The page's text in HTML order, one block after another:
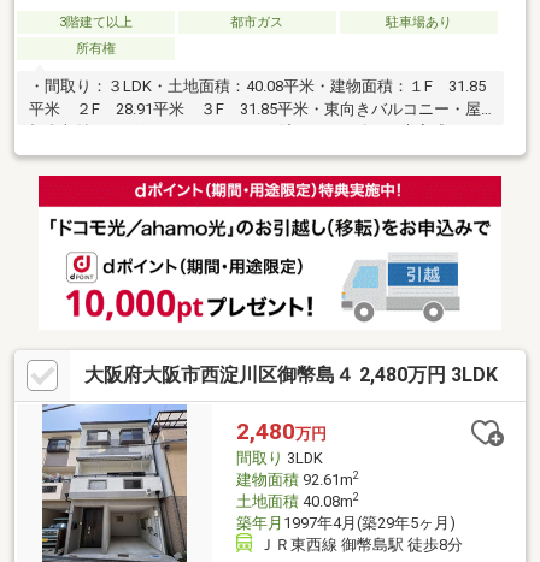
3階建て以上 都市ガス
駐車場あり
所有権
・間取り：３LDK・土地面積：40.08平米・建物面積：１F 31.85
平米 ２F 28.91平米 ３F 31.85平米・東向きバルコニー・屋
リフォーム内容：浴室／トイレ／洗面／壁紙／その他■利用可能
ＪＲ東西線「御幣島」徒歩約8分阪神電鉄本線「千船」徒歩約16
分ＪＲ東西線「加島」徒歩約17分～ライフインフォメーション
～・香簑小学校まで約486ｍ・歌島中学校まで約983ｍ・野里幼稚
大阪府大阪市西淀川区御幣島４ 2,480万円 3LDK
2,480万円
間取り 3LDK
建物面積92.61m2
土地面積40.08m2
築年月 1997年4月(築29年5ヶ月)
ＪＲ東西線 御幣島駅 徒歩8分